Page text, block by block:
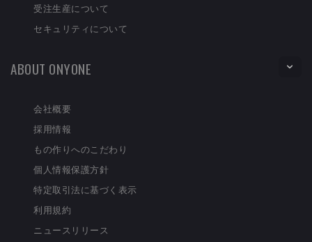
受注生産について
セキュリティについて
ABOUT ONYONE
会社概要
採用情報
もの作りへのこだわり
個人情報保護方針
特定取引法に基づく表示
利用規約
ニュースリリース